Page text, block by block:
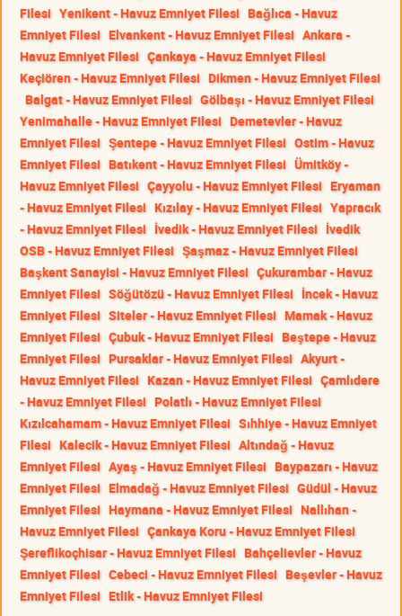
Filesi Yenikent - Havuz Emniyet Filesi Bağlıca - Havuz
Emniyet Filesi Elvankent - Havuz Emniyet Filesi Ankara -
Havuz Emniyet Filesi Çankaya - Havuz Emniyet Filesi
Keçiören - Havuz Emniyet Filesi Dikmen - Havuz Emniyet Filesi
Balgat - Havuz Emniyet Filesi Gölbaşı - Havuz Emniyet Filesi
Yenimahalle - Havuz Emniyet Filesi Demetevler - Havuz
Emniyet Filesi Şentepe - Havuz Emniyet Filesi Ostim - Havuz
Emniyet Filesi Batıkent - Havuz Emniyet Filesi Ümitköy -
Havuz Emniyet Filesi Çayyolu - Havuz Emniyet Filesi Eryaman
- Havuz Emniyet Filesi Kızılay - Havuz Emniyet Filesi Yapracık
- Havuz Emniyet Filesi İvedik - Havuz Emniyet Filesi İvedik
OSB - Havuz Emniyet Filesi Şaşmaz - Havuz Emniyet Filesi
Başkent Sanayisi - Havuz Emniyet Filesi Çukurambar - Havuz
Emniyet Filesi Söğütözü - Havuz Emniyet Filesi İncek - Havuz
Emniyet Filesi Siteler - Havuz Emniyet Filesi Mamak - Havuz
Emniyet Filesi Çubuk - Havuz Emniyet Filesi Beştepe - Havuz
Emniyet Filesi Pursaklar - Havuz Emniyet Filesi Akyurt -
Havuz Emniyet Filesi Kazan - Havuz Emniyet Filesi Çamlıdere
- Havuz Emniyet Filesi Polatlı - Havuz Emniyet Filesi
Kızılcahamam - Havuz Emniyet Filesi Sıhhiye - Havuz Emniyet
Filesi Kalecik - Havuz Emniyet Filesi Altındağ - Havuz
Emniyet Filesi Ayaş - Havuz Emniyet Filesi Baypazarı - Havuz
Emniyet Filesi Elmadağ - Havuz Emniyet Filesi Güdül - Havuz
Emniyet Filesi Haymana - Havuz Emniyet Filesi Nallıhan -
Havuz Emniyet Filesi Çankaya Koru - Havuz Emniyet Filesi
Şereflikoçhisar - Havuz Emniyet Filesi Bahçelievler - Havuz
Emniyet Filesi Cebeci - Havuz Emniyet Filesi Beşevler - Havuz
Emniyet Filesi Etlik - Havuz Emniyet Filesi